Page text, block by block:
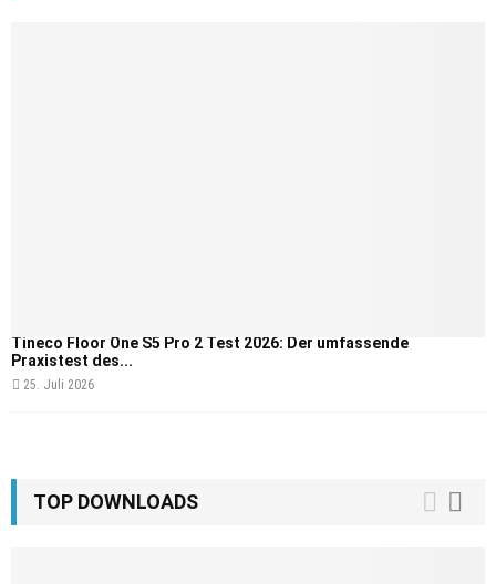
Tineco Floor One S5 Pro 2 Test 2026: Der umfassende
Praxistest des...
25. Juli 2026
TOP DOWNLOADS